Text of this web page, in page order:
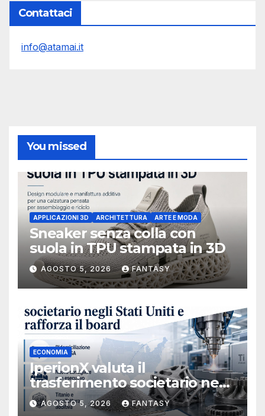
Contattaci
info@atamai.it
You missed
APPLICAZIONI 3D ARCHITETTURA ARTE E MODA
Sneaker senza colla con
suola in TPU stampata in 3D
AGOSTO 5, 2026 FANTASY
ECONOMIA
IperionX valuta il
trasferimento societario negli
Stati Uniti e rafforza il board,
ha nominato Michael J.
AGOSTO 5, 2026 FANTASY